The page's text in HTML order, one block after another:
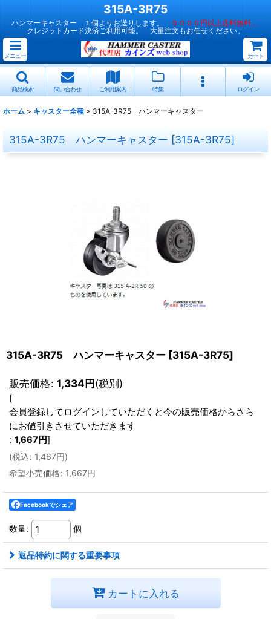
315A-3R75
ハンマーキャスター １個よりお送りします。
５０００円以上送料無料 。
クレジットカード決済ご利用可能。 大量注文もお任せください。
メニュー カート
商品検索 問い合わせ ご利用案内 特集 ログイン
ホーム > キャスター全種 > 315A-3R75 ハンマーキャスター
315A-3R75 ハンマーキャスター [315A-3R75]
315A-3R75 ハンマーキャスター [315A-3R75]
販売価格: 1,334円(税別)
[
会員登録してログインしていただくと今の販売価格からさら
にお値引きさせていただきます
: 1,667 円]
(税込: 1,467円)
希望小売価格: 1,667円
Facebookでシェア
数量: 個
返品特約に関する重要事項
カートに入れる